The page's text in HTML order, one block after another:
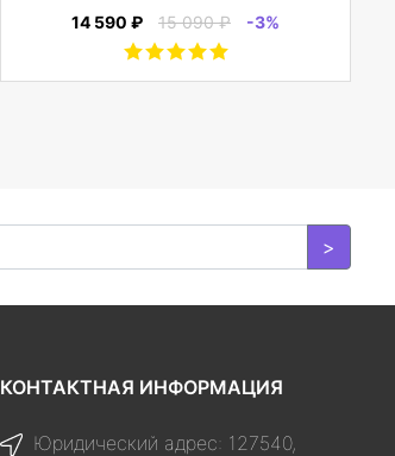
250cd/m2, H178°/V178°, 3000:1,
DP, Tilt, Speakers, 3Y, Black
14 590 ₽ 15 090 ₽ -3%
>
КОНТАКТНАЯ ИНФОРМАЦИЯ
Юридический адрес: 127540,